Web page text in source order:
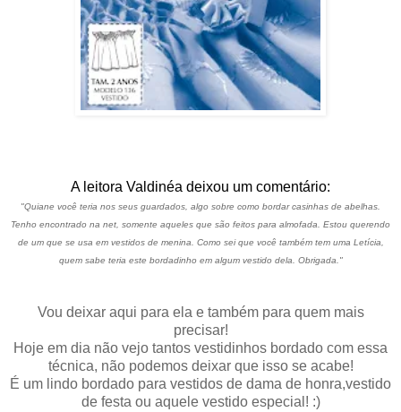
A leitora Valdinéa deixou um comentário:
"Quiane você teria nos seus guardados, algo sobre como bordar casinhas de abelhas.
Tenho encontrado na net, somente aqueles que são feitos para almofada. Estou querendo
de um que se usa em vestidos de menina. Como sei que você também tem uma Letícia,
quem sabe teria este bordadinho em algum vestido dela. Obrigada."
Vou deixar aqui para ela e também para quem mais
precisar!
Hoje em dia não vejo tantos vestidinhos bordado com essa
técnica, não podemos deixar que isso se acabe!
É um lindo bordado para vestidos de dama de honra,vestido
de festa ou aquele vestido especial! :)